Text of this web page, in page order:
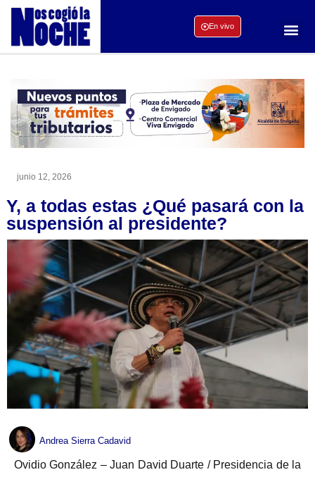
En vivo
junio 12, 2026
Y, a todas estas ¿Qué pasará con la
suspensión al presidente?
Andrea Sierra Cadavid
Ovidio González – Juan David Duarte / Presidencia de la